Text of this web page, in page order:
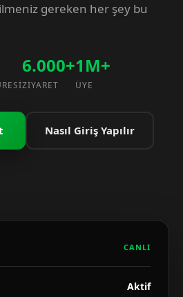
gereken her şey bu
6.000+
ZIYARET
1M+
ÜYE
Nasıl Giriş Yapılır
CANLI
Aktif